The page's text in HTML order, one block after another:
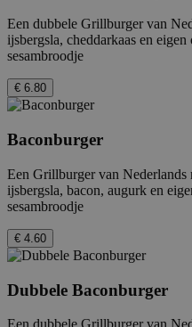
Een dubbele Grillburger van
ijsbergsla, cheddarkaas en
sesambroodje
€ 6.80
Baconburger
Een Grillburger van Nederlands
ijsbergsla, bacon, augurk en
sesambroodje
€ 4.60
Dubbele Baconburger